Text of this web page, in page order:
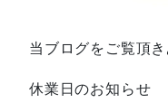
当ブログをご覧頂
休業日のお知らせ